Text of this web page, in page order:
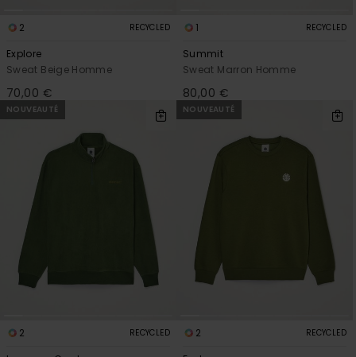
2 RECYCLED
Explore
Sweat Beige Homme
70,00 €
1 RECYCLED
Summit
Sweat Marron Homme
80,00 €
NOUVEAUTÉ
2 RECYCLED
NOUVEAUTÉ
2 RECYCLED